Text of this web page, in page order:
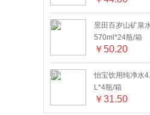
4
景田百岁山矿泉
570ml*24瓶/箱
￥50.20
5
怡宝饮用纯净水
L*4瓶/箱
￥31.50